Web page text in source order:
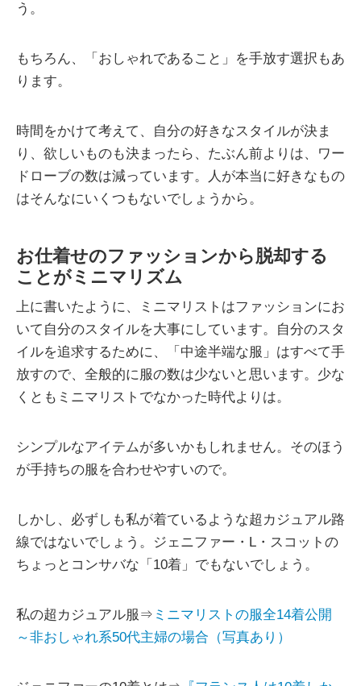
う。
もちろん、「おしゃれであること」を手放す選択もあ
ります。
時間をかけて考えて、自分の好きなスタイルが決ま
り、欲しいものも決まったら、たぶん前よりは、ワー
ドローブの数は減っています。人が本当に好きなもの
はそんなにいくつもないでしょうから。
お仕着せのファッションから脱却する
ことがミニマリズム
上に書いたように、ミニマリストはファッションにお
いて自分のスタイルを大事にしています。自分のスタ
イルを追求するために、「中途半端な服」はすべて手
放すので、全般的に服の数は少ないと思います。少な
くともミニマリストでなかった時代よりは。
シンプルなアイテムが多いかもしれません。そのほう
が手持ちの服を合わせやすいので。
しかし、必ずしも私が着ているような超カジュアル路
線ではないでしょう。ジェニファー・L・スコットの
ちょっとコンサバな「10着」でもないでしょう。
私の超カジュアル服⇒ ミニマリストの服全14着公開
～非おしゃれ系50代主婦の場合（写真あり）